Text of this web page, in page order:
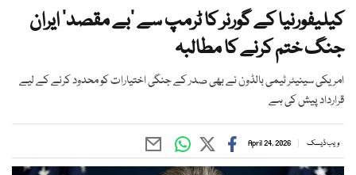
کیلیفورنیا کے گورنر کا ٹرمپ سے ’بے مقصد‘ ایران
جنگ ختم کرنے کا مطالبہ
امریکی سینیٹر ٹیمی بالڈون نے بھی صدر کے جنگی اختیارات کو محدود کرنے کے لیے
قرارداد پیش کی ہے
ویب ڈیسک April 24, 2026